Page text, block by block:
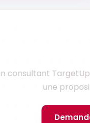
consultant
une